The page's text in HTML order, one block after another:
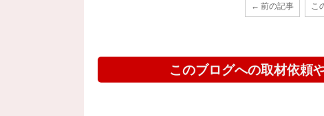
← 前の記事 こ
このブログへの取材依頼